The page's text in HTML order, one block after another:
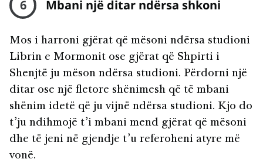
6 Mbani një ditar ndërsa shkoni
Mos i harroni gjërat që mësoni ndërsa studioni
Librin e Mormonit ose gjërat që Shpirti i
Shenjtë ju mëson ndërsa studioni. Përdorni një
ditar ose një fletore shënimesh që të mbani
shënim idetë që ju vijnë ndërsa studioni. Kjo do
t’ju ndihmojë t’i mbani mend gjërat që mësoni
dhe të jeni në gjendje t’u referoheni atyre më
vonë.